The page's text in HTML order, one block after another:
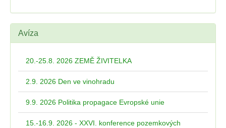
Avíza
20.-25.8. 2026 ZEMĚ ŽIVITELKA
2.9. 2026 Den ve vinohradu
9.9. 2026 Politika propagace Evropské unie
15.-16.9. 2026 - XXVI. konference pozemkových